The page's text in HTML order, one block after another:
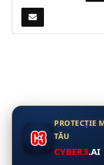
PROTECȚIE
TĂU
CYBER3.AI